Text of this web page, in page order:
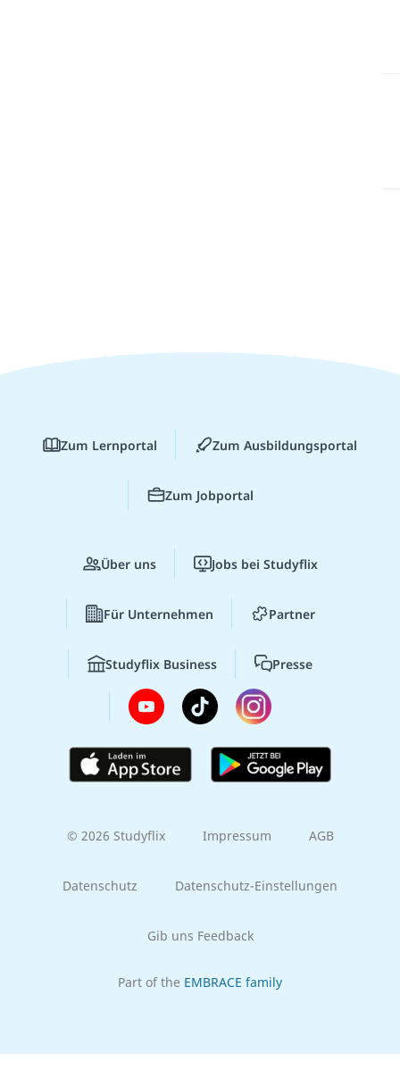
Zum Lernportal Zum Ausbildungsportal
Zum Jobportal
Über uns Jobs bei Studyflix
Für Unternehmen Partner
Studyflix Business Presse
© 2026 Studyflix Impressum AGB
Datenschutz Datenschutz-Einstellungen
Gib uns Feedback
Part of the EMBRACE family